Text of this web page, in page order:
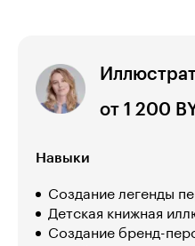
от 1 200
Навыки
Создание легенды
Детская книжная
Создание бренд-